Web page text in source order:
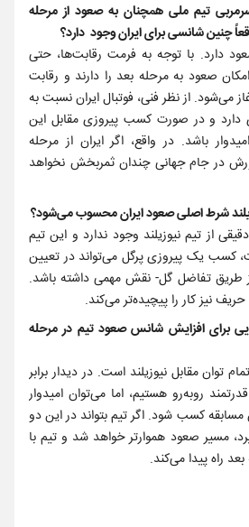
تیم ملی همچنان به صعود از مرحله
چنین شانسی برای ایران وجود دارد؟
دارد. با توجه به فرمت رقابت‌ها، حتی
صعود به مرحله بعد را دارند و رقابت
۳۲ تیمی آغاز می‌شود. از نظر فنی، فوتبال ایران نسبت به
دارد و در صورت کسب پیروزی مقابل این
باشد. در واقع، اگر ایران از مرحله
در جام جهانی چندان ثمربخش نخواهد
شرط اصلی صعود ایران محسوب می‌شود؟
از تیم نیوزیلند وجود ندارد و این تیم
کسب یک پیروزی پرگل می‌تواند در تعیین
طریق تفاضل گل- نقش مهمی داشته باشد.
نیز کار را پیچیده‌تر می‌کند.
برای افزایش شانس صعود تیم در مرحله
توان مقابل نیوزیلند است. در دیدار برابر
روبه‌رو هستیم، اما می‌توان امیدوار
مسابقه کسب شود. اگر تیم بتواند در این دو
مسیر صعود هموارتر خواهد شد و تیم با
راه پیدا می‌کند.